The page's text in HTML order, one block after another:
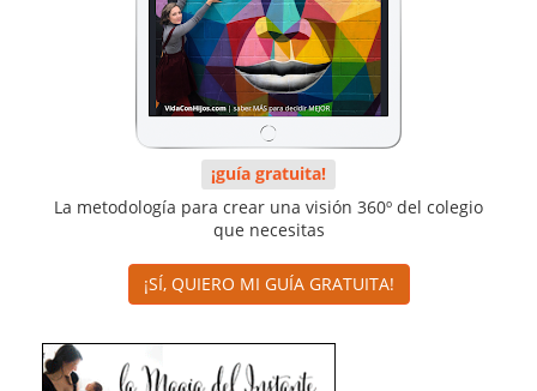
¡guía gratuita!
La metodología para crear una visión 360º del colegio
que necesitas
¡SÍ, QUIERO MI GUÍA GRATUITA!